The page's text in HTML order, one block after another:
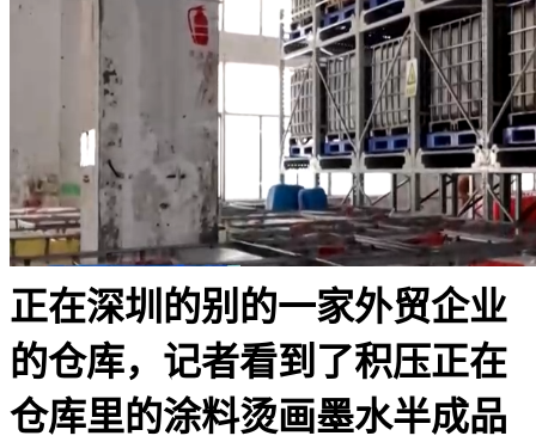
正在深圳的别的一家外贸企业
的仓库，记者看到了积压正在
仓库里的涂料烫画墨水半成品